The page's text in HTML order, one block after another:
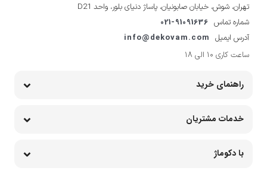
تهران، شوش، خیابان صابونیان، پاساژ دنیای بلور، واحد D21
شماره تماس 021-91091636
آدرس ایمیل info@dekovam.com
ساعت کاری 10 الی 18
راهنمای خرید
خدمات مشتریان
با دکوماژ